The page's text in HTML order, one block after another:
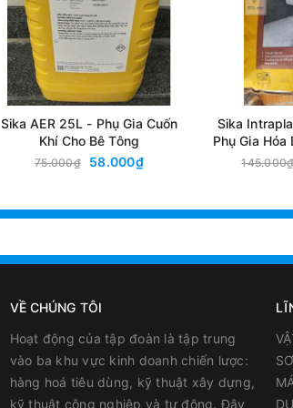
Sika AER 25L - Phụ Gia Cuốn
Khí Cho Bê Tông
75.000₫ 58.000₫
Sika
Phụ Gia Hóa
VỀ CHÚNG TÔI
Hoạt động của tập đoàn là tập trung
vào ba khu vực kinh doanh chiến lược:
hàng hoá tiêu dùng, kỹ thuật xây dựng,
kỹ thuật công nghiệp và tự động. Đây